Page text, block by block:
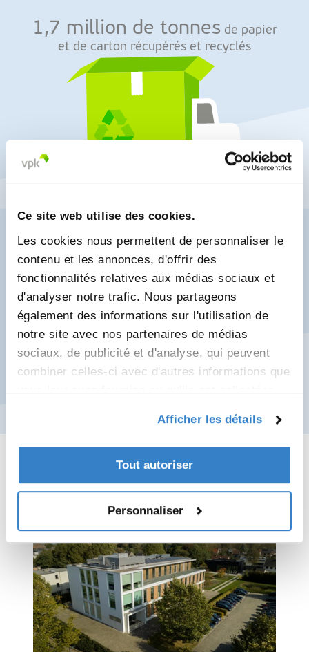
Ce site web utilise des cookies.
Les cookies nous permettent de personnaliser le
contenu et les annonces, d'offrir des
fonctionnalités relatives aux médias sociaux et
d'analyser notre trafic. Nous partageons
également des informations sur l'utilisation de
notre site avec nos partenaires de médias
sociaux, de publicité et d'analyse, qui peuvent
combiner celles-ci avec d'autres informations que
Afficher les détails
Tout autoriser
Personnaliser
1,7 million de tonnes de papier
et de carton récupérés et recyclés
41% de part
de sources renouvelables
Dernières actualités